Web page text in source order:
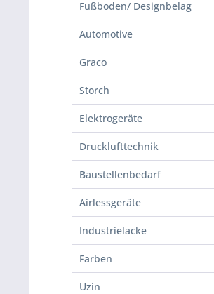
Fußboden/ Designbelag
Automotive
Graco
Storch
Elektrogeräte
Drucklufttechnik
Baustellenbedarf
Airlessgeräte
Industrielacke
Farben
Uzin